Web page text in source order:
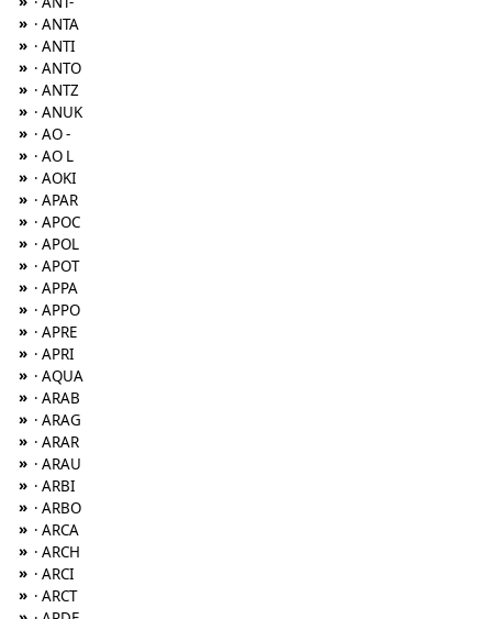
» · ANTA
» · ANTI
» · ANTO
» · ANTZ
» · ANUK
» · AO -
» · AO L
» · AOKI
» · APAR
» · APOC
» · APOL
» · APOT
» · APPA
» · APPO
» · APRE
» · APRI
» · AQUA
» · ARAB
» · ARAG
» · ARAR
» · ARAU
» · ARBI
» · ARBO
» · ARCA
» · ARCH
» · ARCI
» · ARCT